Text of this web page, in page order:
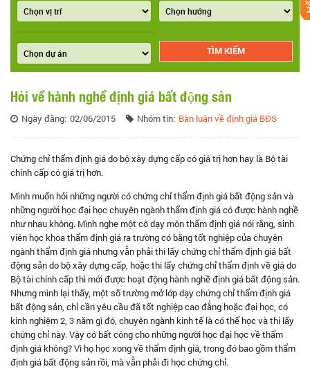
Hỏi về hành nghề định giá bất động sản
Ngày đăng: 02/06/2015 Nhóm tin: Bàn luận về định giá BĐS
Chứng chỉ thẩm định giá do bộ xây dựng cấp có giá trị hơn hay là Bộ tài
chính cấp có giá trị hơn.
Mình muốn hỏi những người có chứng chỉ thẩm định giá bất động sản và
những người học đại học chuyên ngành thẩm định giá có được hành nghề
như nhau không. Mình nghe một cô dạy môn thẩm định giá nói rằng, sinh
viên học khoa thẩm định giá ra trường có bằng tốt nghiệp của chuyên
ngành thẩm định giá nhưng vẫn phải thi lấy chứng chỉ thẩm định giá bất
động sản do bộ xây dựng cấp, hoặc thi lấy chứng chỉ thẩm định về giá do
Bộ tài chính cấp thì mới được hoạt động hành nghề định giá bất động sản.
Nhưng mình lại thấy, một số trường mở lớp dạy chứng chỉ thẩm định giá
bất động sản, chỉ cần yêu cầu đã tốt nghiệp cao đẳng hoặc đại học, có
kinh nghiệm 2, 3 năm gì đó, chuyên ngành kinh tế là có thể học và thi lấy
chứng chỉ này. Vậy có bất công cho những người học đại học về thẩm
định giá không? Vì họ học xong về thẩm định giá, trong đó bao gồm thẩm
định giá bất động sản rồi, mà vẫn phải đi học chứng chỉ.